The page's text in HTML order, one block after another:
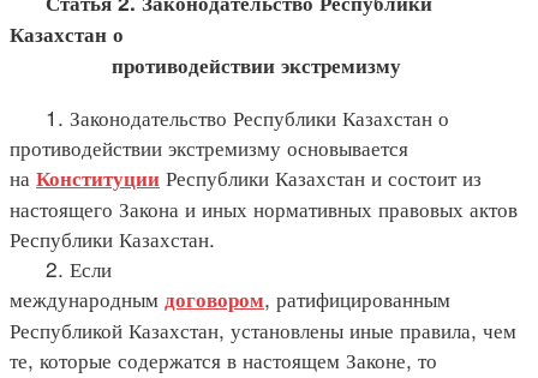
Казахстан о
противодействии экстремизму
1. Законодательство Республики Казахстан о
противодействии экстремизму основывается
на Конституции Республики Казахстан и состоит из
настоящего Закона и иных нормативных правовых актов
Республики Казахстан.
2. Если
международным договором, ратифицированным
Республикой Казахстан, установлены иные правила, чем
те, которые содержатся в настоящем Законе, то